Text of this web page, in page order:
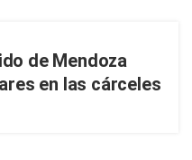
de Mendoza
en las cárceles